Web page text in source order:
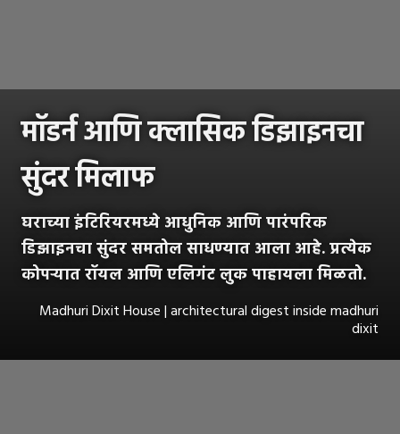
मॉडर्न आणि क्लासिक डिझाइनचा
सुंदर मिलाफ
घराच्या इंटिरियरमध्ये आधुनिक आणि पारंपरिक
डिझाइनचा सुंदर समतोल साधण्यात आला आहे. प्रत्येक
कोपऱ्यात रॉयल आणि एलिगंट लुक पाहायला मिळतो.
Madhuri Dixit House | architectural digest inside madhuri
dixit